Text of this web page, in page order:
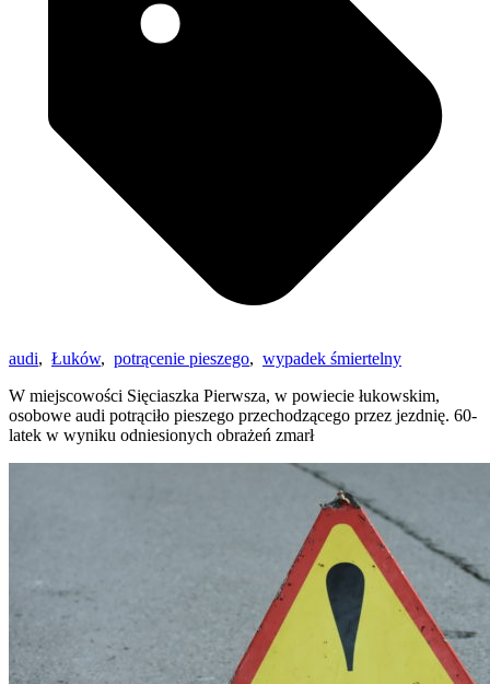
audi, Łuków, potrącenie pieszego, wypadek śmiertelny
W miejscowości Sięciaszka Pierwsza, w powiecie łukowskim,
osobowe audi potrąciło pieszego przechodzącego przez jezdnię. 60-
latek w wyniku odniesionych obrażeń zmarł